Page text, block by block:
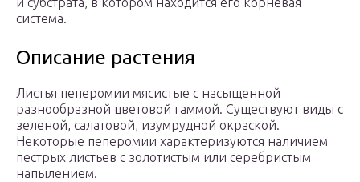
система.
Описание растения
Листья пеперомии мясистые с насыщенной
разнообразной цветовой гаммой. Существуют виды с
зеленой, салатовой, изумрудной окраской.
Некоторые пеперомии характеризуются наличием
пестрых листьев с золотистым или серебристым
напылением.